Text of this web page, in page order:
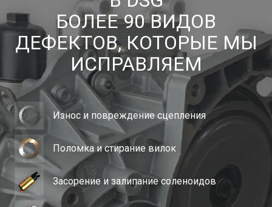
БОЛЕЕ 90 ВИДОВ
ДЕФЕКТОВ, КОТОРЫЕ МЫ
ИСПРАВЛЯЕМ
Износ и повреждение сцепления
Поломка и стирание вилок
Засорение и залипание соленоидов